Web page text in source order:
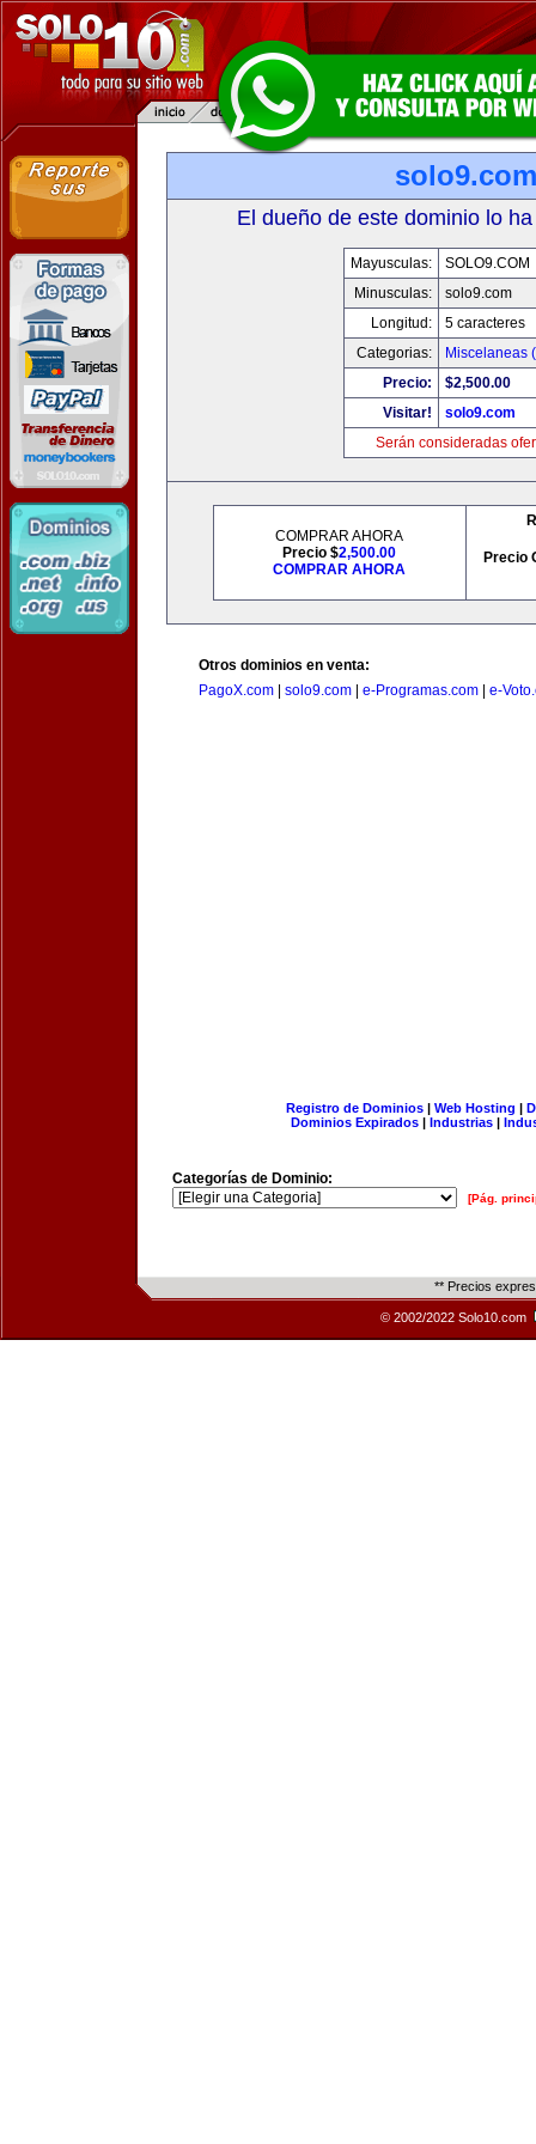
solo9.com
El dueño de este dominio lo
Mayusculas:
SOLO9.COM
Minusculas:
solo9.com
Longitud:
5 caracteres
Categorias:
Miscelaneas
Precio:
$2,500.00
Visitar!
solo9.com
Serán consideradas
COMPRAR AHORA
Precio $2,500.00
COMPRAR AHORA
Precio
Otros dominios en venta:
PagoX.com
solo9.com e-Programas.com e-
Registro de Dominios| Web Hosting |
Dominios Expirados | Industrias |
Categorías de Dominio:
[Pág.
** Precios
© 2002/2022 Solo10.com